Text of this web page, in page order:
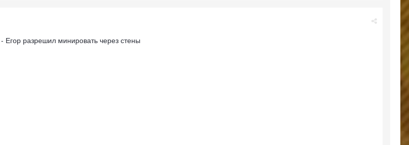
Егор разрешил минировать через стены